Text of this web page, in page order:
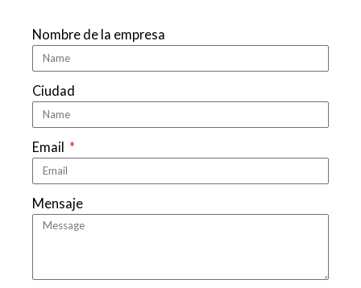
Nombre de la empresa
Ciudad
Email
Mensaje